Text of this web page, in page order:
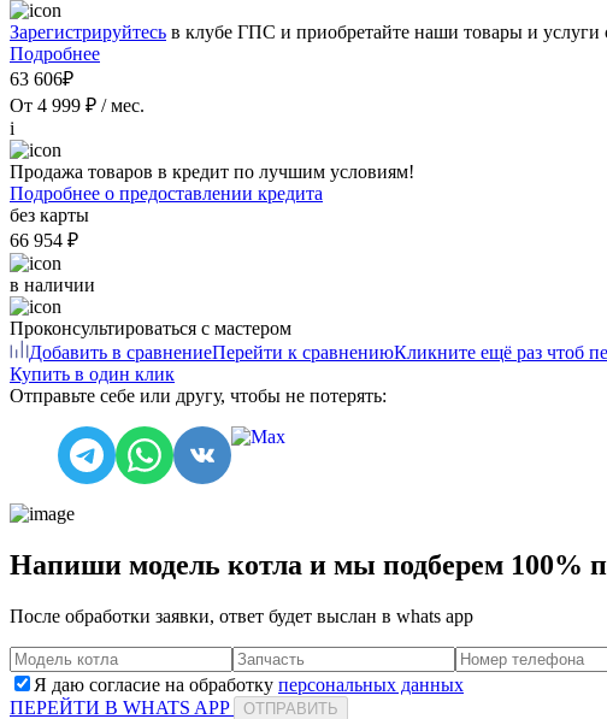
Зарегистрируйтесь в клубе ГПС и приобретайте наши товары и услуги
Подробнее
63 606₽
От 4 999 ₽ / мес.
i
Продажа товаров в кредит по лучшим условиям!
Подробнее о предоставлении кредита
без карты
66 954 ₽
в наличии
Проконсультироваться с мастером
Добавить в сравнениеПерейти к сравнениюКликните ещё раз чтоб
Купить в один клик
Отправьте себе или другу, чтобы не потерять:
Напиши модель котла и мы подберем 100%
После обработки заявки, ответ будет выслан в whats app
Я даю согласие на обработку персональных данных
ПЕРЕЙТИ В WHATS APP
ОТПРАВИТЬ